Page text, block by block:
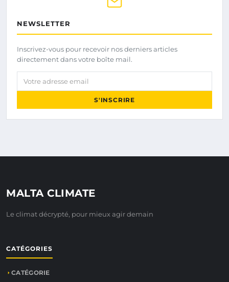
NEWSLETTER
Inscrivez-vous pour recevoir nos derniers articles
directement dans votre boîte mail.
Votre adresse email
S'INSCRIRE
MALTA CLIMATE
Le climat décrypté, pour mieux agir demain
CATÉGORIES
CATÉGORIE